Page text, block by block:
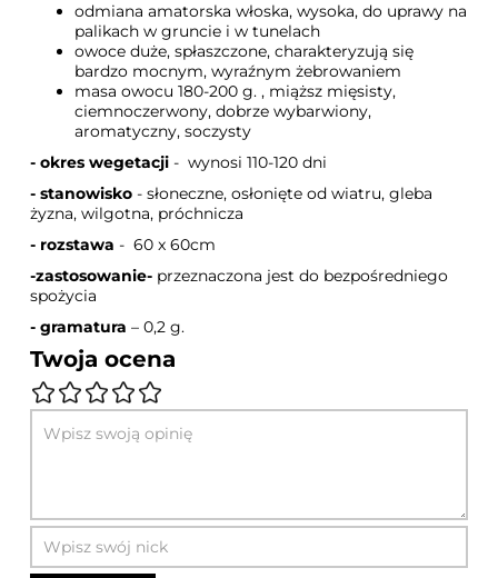
odmiana amatorska włoska, wysoka, do uprawy na
palikach w gruncie i w tunelach
owoce duże, spłaszczone, charakteryzują się
bardzo mocnym, wyraźnym żebrowaniem
masa owocu 180-200 g. , miąższ mięsisty,
ciemnoczerwony, dobrze wybarwiony,
aromatyczny, soczysty
- okres wegetacji - wynosi 110-120 dni
- stanowisko - słoneczne, osłonięte od wiatru, gleba
żyzna, wilgotna, próchnicza
- rozstawa - 60 x 60cm
-zastosowanie- przeznaczona jest do bezpośredniego
spożycia
- gramatura – 0,2 g.
Twoja ocena